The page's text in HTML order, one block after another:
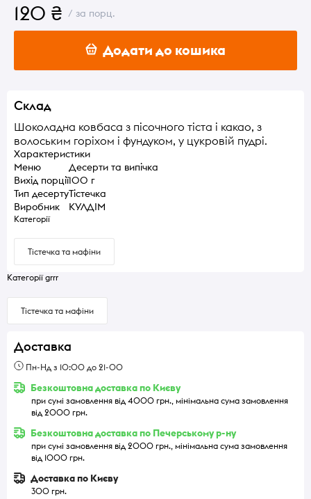
120 ₴ / за порц.
Додати до кошика
Склад
Шоколадна ковбаса з пісочного тіста і какао, з
волоським горіхом і фундуком, у цукровій пудрі.
Характеристики
Меню
Десерти та випічка
Вихід порції100 г
Тип десертуТістечка
Виробник
КУЛДІМ
Категорії
Тістечка та мафіни
Категорії grrr
Тістечка та мафіни
Доставка
Пн-Нд з 10:00 до 21-00
Безкоштовна доставка по Києву
при сумі замовлення від 4000 грн., мінімальна сума замовлення
від 2000 грн.
Безкоштовна доставка по Печерському р-ну
при сумі замовлення від 2000 грн., мінімальна сума замовлення
від 1000 грн.
Доставка по Києву
300 грн.